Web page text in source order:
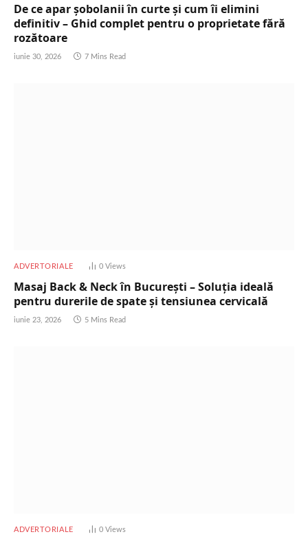
De ce apar șobolanii în curte și cum îi elimini
definitiv – Ghid complet pentru o proprietate fără
rozătoare
iunie 30, 2026 7 Mins Read
ADVERTORIALE 0 Views
Masaj Back & Neck în București – Soluția ideală
pentru durerile de spate și tensiunea cervicală
iunie 23, 2026 5 Mins Read
ADVERTORIALE 0 Views